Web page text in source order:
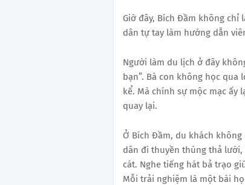
Giờ đây, Bích Đầm không chỉ
dân tự tay làm hướng dẫn
Người làm du lịch ở đây
bạn”. Bà con không học qua
kể. Mà chính sự mộc mạc
quay lại.
Ở Bích Đầm, du khách không
dân đi thuyền thúng thả
cát. Nghe tiếng hát bả trạo
Mỗi trải nghiệm là một bài